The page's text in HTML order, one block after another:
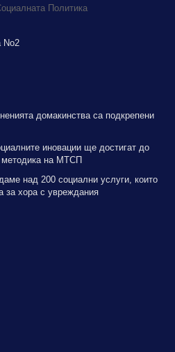
Политика
No2
домакинства са подкрепени
иновации ще достигат до
методика на МТСП
над 200 социални услуги, които
за хора с увреждания